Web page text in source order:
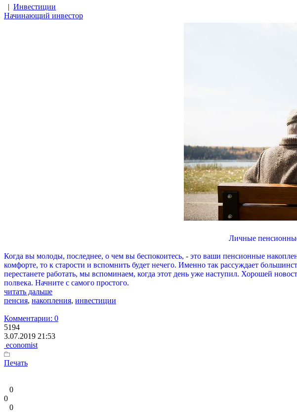
| Инвестиции
Начинающий инвестор
Личные
Когда вы молоды, последнее, о чем вы беспокоитесь, - это ваши пенсионные
комфорте, то к старости и вспомнить будет нечего. Именно так рассуждает
перестанете работать, мы вспоминаем, когда этот день уже наступил. Хорошей
полвека. Начните с самого простого.
читать дальше
пенсия, накопления, инвестиции
Комментарии: 0
5194
3.07.2019 21:53
economist
Печать
0
0
0